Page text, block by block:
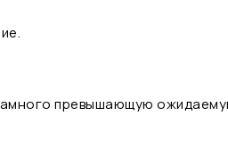
превышающую